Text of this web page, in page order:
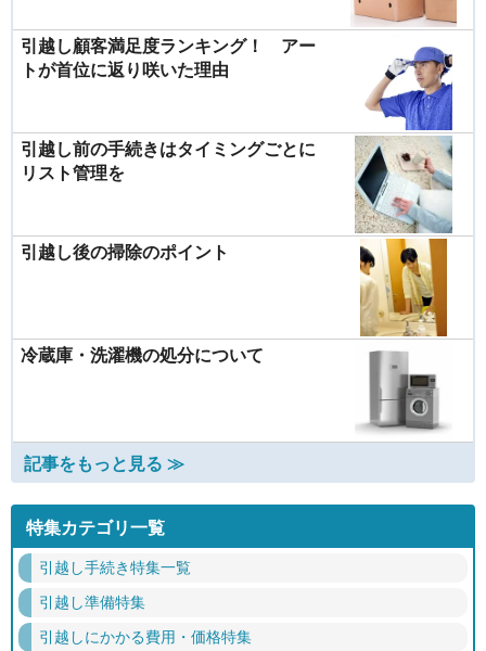
引越し顧客満足度ランキング！ アー
トが首位に返り咲いた理由
引越し前の手続きはタイミングごとに
リスト管理を
引越し後の掃除のポイント
冷蔵庫・洗濯機の処分について
記事をもっと見る ≫
特集カテゴリ一覧
引越し手続き特集一覧
引越し準備特集
引越しにかかる費用・価格特集